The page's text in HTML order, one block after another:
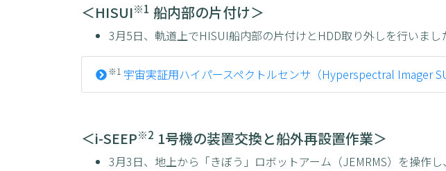
＜HISUI※1 船内部の片付け＞
3月5日、軌道上でHISUI船内部の片付けとHDD取り外しを行いまし
※1 宇宙実証用ハイパースペクトルセンサ（Hyperspectral Imager
＜i-SEEP※2 1号機の装置交換と船外再設置作業＞
3月3日、地上から「きぼう」ロボットアーム（JEMRMS）を操作